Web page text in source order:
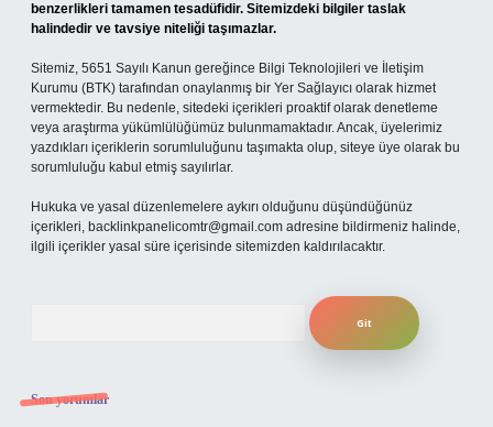
benzerlikleri tamamen tesadüfidir. Sitemizdeki bilgiler taslak
halindedir ve tavsiye niteliği taşımazlar.
Sitemiz, 5651 Sayılı Kanun gereğince Bilgi Teknolojileri ve İletişim
Kurumu (BTK) tarafından onaylanmış bir Yer Sağlayıcı olarak hizmet
vermektedir. Bu nedenle, sitedeki içerikleri proaktif olarak denetleme
veya araştırma yükümlülüğümüz bulunmamaktadır. Ancak, üyelerimiz
yazdıkları içeriklerin sorumluluğunu taşımakta olup, siteye üye olarak bu
sorumluluğu kabul etmiş sayılırlar.
Hukuka ve yasal düzenlemelere aykırı olduğunu düşündüğünüz
içerikleri, backlinkpanelicomtr@gmail.com adresine bildirmeniz halinde,
ilgili içerikler yasal süre içerisinde sitemizden kaldırılacaktır.
Son yorumlar